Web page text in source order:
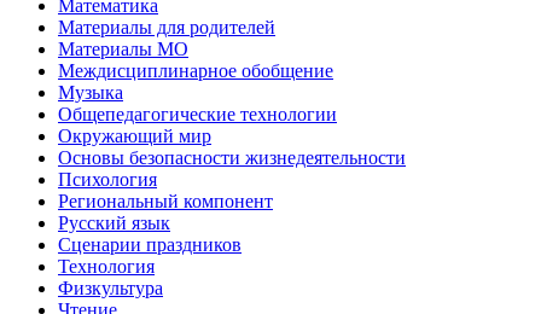
Математика
Материалы для родителей
Материалы МО
Междисциплинарное обобщение
Музыка
Общепедагогические технологии
Окружающий мир
Основы безопасности жизнедеятельности
Психология
Региональный компонент
Русский язык
Сценарии праздников
Технология
Физкультура
Чтение